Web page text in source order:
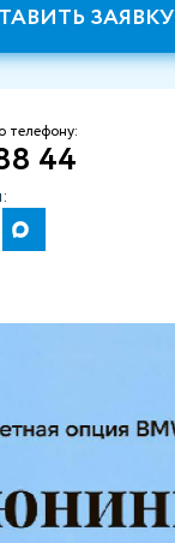
ЗАЯВКУ
телефону:
44